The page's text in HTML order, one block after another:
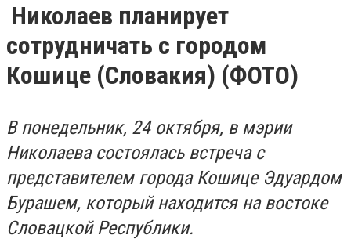
Николаев планирует
сотрудничать с городом
Кошице (Словакия) (ФОТО)
В понедельник, 24 октября, в мэрии
Николаева состоялась встреча с
представителем города Кошице Эдуардом
Бурашем, который находится на востоке
Словацкой Республики.